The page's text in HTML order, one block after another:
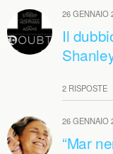
26 GENNAIO
Il
2 RISPOSTE
26 GENNAIO
“Mar